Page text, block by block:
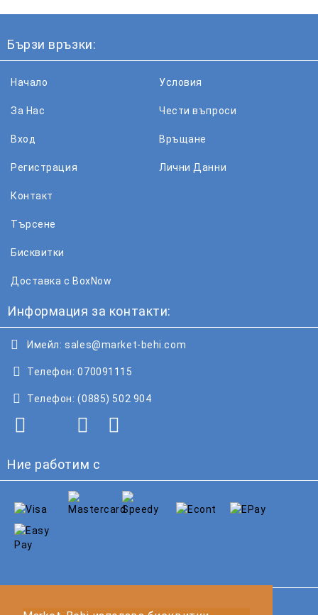
Бързи връзки:
Начало
За Нас
Вход
Регистрация
Условия
Чести въпроси
Връщане
Лични Данни
Контакт
Търсене
Бисквитки
Доставка с BoxNow
Информация за контакти:
Имейл: sales@market-behi.com
Телефон: 070091115
Телефон: (0885) 502 904
Ние работим с